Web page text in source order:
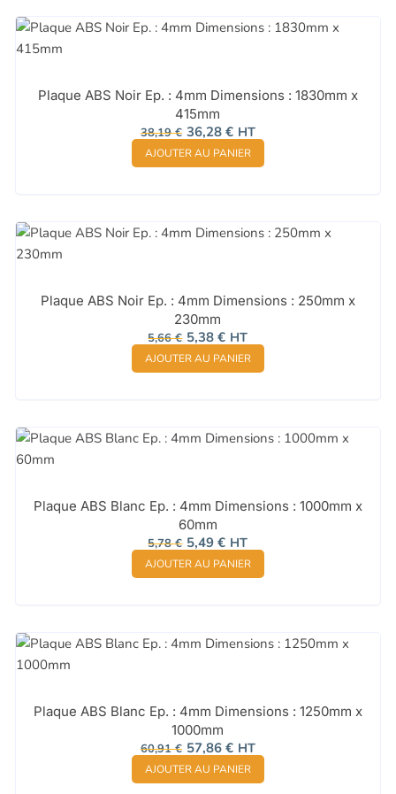
Plaque ABS Noir Ep. : 4mm Dimensions : 1830mm x
415mm
38,19€ Le
prix
initial
était :
36,28 €Le
prix
actuel
est :
HT
AJOUTER AU PANIER
Plaque ABS Noir Ep. : 4mm Dimensions : 250mm x
230mm
5,66€ Le
prix
initial
était :
5,38€Le
prix
actuel
est :
HT
AJOUTER AU PANIER
Plaque ABS Blanc Ep. : 4mm Dimensions : 1000mm x
60mm
5,78€ Le
prix
initial
était :
5,49€Le
prix
actuel
est :
HT
AJOUTER AU PANIER
Plaque ABS Blanc Ep. : 4mm Dimensions : 1250mm x
1000mm
60,91€ Le
prix
initial
était :
57,86 €Le
prix
actuel
est :
HT
AJOUTER AU PANIER